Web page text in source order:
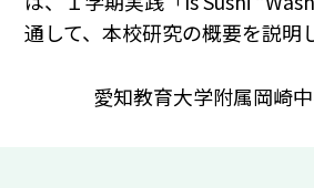
通して、本校研究の概要を説明
愛知教育大学附属岡崎